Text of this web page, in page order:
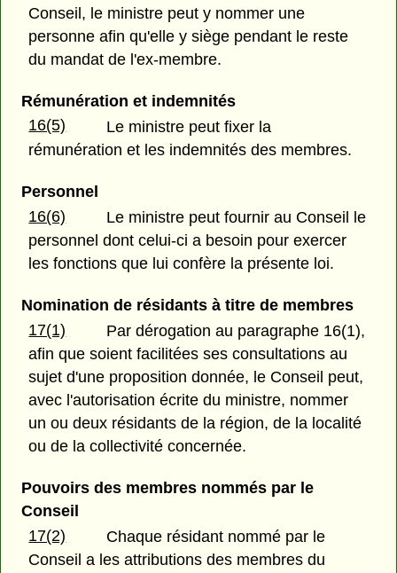
Conseil, le ministre peut y nommer une
personne afin qu'elle y siège pendant le reste
du mandat de l'ex-membre.
Rémunération et indemnités
16(5)
Le ministre peut fixer la
rémunération et les indemnités des membres.
Personnel
16(6)
Le ministre peut fournir au Conseil le
personnel dont celui-ci a besoin pour exercer
les fonctions que lui confère la présente loi.
Nomination de résidants à titre de membres
17(1)
Par dérogation au paragraphe 16(1),
afin que soient facilitées ses consultations au
sujet d'une proposition donnée, le Conseil peut,
avec l'autorisation écrite du ministre, nommer
un ou deux résidants de la région, de la localité
ou de la collectivité concernée.
Pouvoirs des membres nommés par le
Conseil
17(2)
Chaque résidant nommé par le
Conseil a les attributions des membres du